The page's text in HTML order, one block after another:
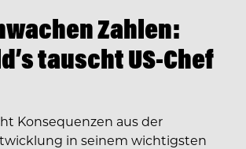
Zahlen:
tauscht US-Chef
Konsequenzen aus der
in seinem wichtigsten